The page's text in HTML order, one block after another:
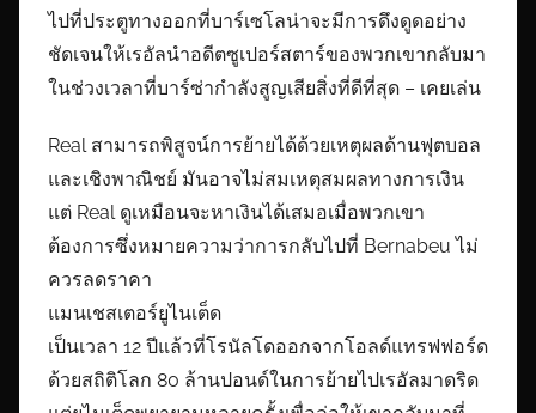
ไปที่ประตูทางออกที่บาร์เซโลน่าจะมีการดึงดูดอย่าง
ชัดเจนให้เรอัลนำอดีตซูเปอร์สตาร์ของพวกเขากลับมา
ในช่วงเวลาที่บาร์ซ่ากำลังสูญเสียสิ่งที่ดีที่สุด – เคยเล่น
Real สามารถพิสูจน์การย้ายได้ด้วยเหตุผลด้านฟุตบอล
และเชิงพาณิชย์ มันอาจไม่สมเหตุสมผลทางการเงิน
แต่ Real ดูเหมือนจะหาเงินได้เสมอเมื่อพวกเขา
ต้องการซึ่งหมายความว่าการกลับไปที่ Bernabeu ไม่
ควรลดราคา
แมนเชสเตอร์ยูไนเต็ด
เป็นเวลา 12 ปีแล้วที่โรนัลโดออกจากโอลด์แทรฟฟอร์ด
ด้วยสถิติโลก 80 ล้านปอนด์ในการย้ายไปเรอัลมาดริด